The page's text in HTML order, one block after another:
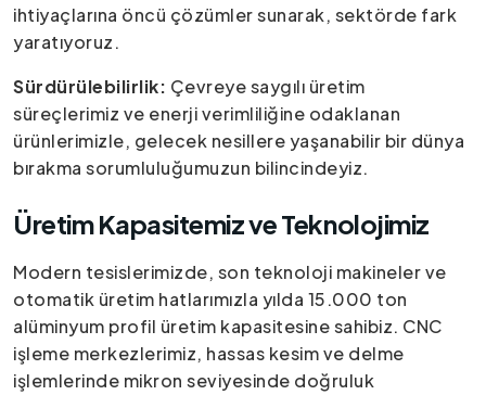
ihtiyaçlarına öncü çözümler sunarak, sektörde fark
yaratıyoruz.
Sürdürülebilirlik: Çevreye saygılı üretim
süreçlerimiz ve enerji verimliliğine odaklanan
ürünlerimizle, gelecek nesillere yaşanabilir bir dünya
bırakma sorumluluğumuzun bilincindeyiz.
Üretim Kapasitemiz ve Teknolojimiz
Modern tesislerimizde, son teknoloji makineler ve
otomatik üretim hatlarımızla yılda 15.000 ton
alüminyum profil üretim kapasitesine sahibiz. CNC
işleme merkezlerimiz, hassas kesim ve delme
işlemlerinde mikron seviyesinde doğruluk